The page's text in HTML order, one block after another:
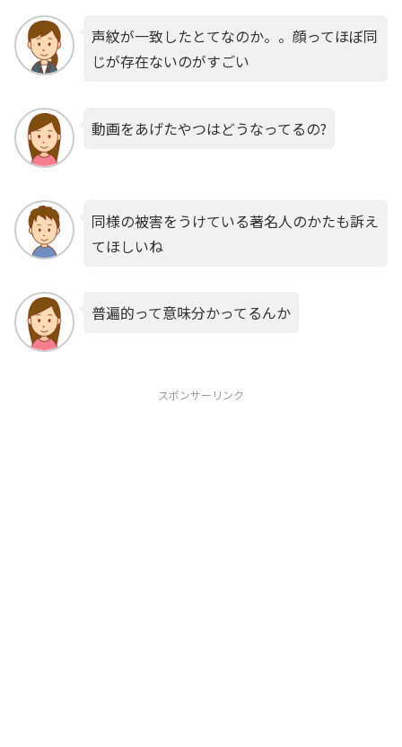
声紋が一致したとてなのか。。顔ってほぼ同
じが存在ないのがすごい
動画をあげたやつはどうなってるの?
同様の被害をうけている著名人のかたも訴え
てほしいね
普遍的って意味分かってるんか
スポンサーリンク